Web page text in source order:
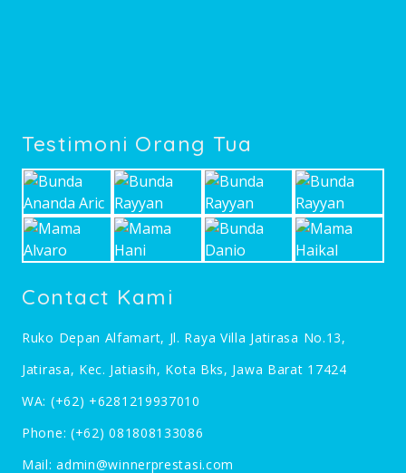
Testimoni Orang Tua
Contact Kami
Ruko Depan Alfamart, Jl. Raya Villa Jatirasa No.13,
Jatirasa, Kec. Jatiasih, Kota Bks, Jawa Barat 17424
WA: (+62) +6281219937010
Phone: (+62) 081808133086
Mail:admin@winnerprestasi.com